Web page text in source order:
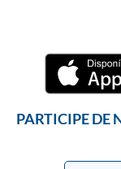
PARTICIPE DE